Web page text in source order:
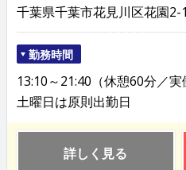
千葉県千葉市花見川区花園
勤務時間
13:10～21:40（休憩60分／
土曜日は原則出勤日
詳しく見る